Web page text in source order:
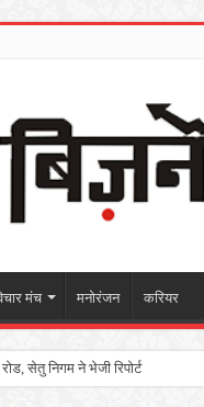
मंच मनोरंजन करियर
सेतु निगम ने भेजी रिपोर्ट